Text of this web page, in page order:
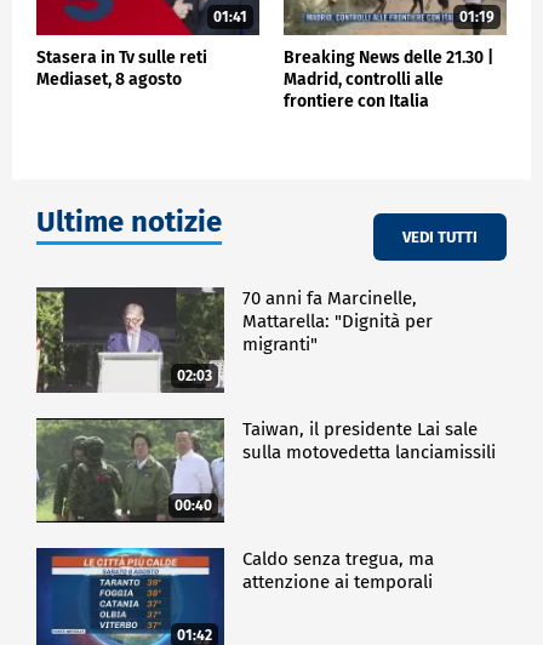
01:41
Stasera in Tv sulle reti
Mediaset, 8 agosto
01:19
Breaking News delle 21.30 |
Madrid, controlli alle
frontiere con Italia
Ultime notizie VEDI TUTTI
02:03
70 anni fa Marcinelle,
Mattarella: "Dignità per
migranti"
00:40
Taiwan, il presidente Lai sale
sulla motovedetta lanciamissili
01:42
Caldo senza tregua, ma
attenzione ai temporali